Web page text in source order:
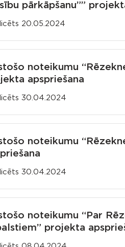
pārkāpšanu””
20.05.2024
noteikumu
apspriešana
30.04.2024
noteikumu
30.04.2024
noteikumu “Par
projekta